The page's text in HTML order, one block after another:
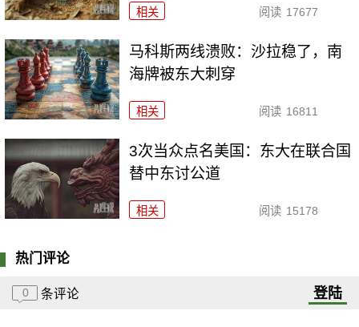
相关 阅读 17677
马科斯两线溃败：沙拉稳了，南
海牌被东大刺穿
相关 阅读 16811
3次当众点名美国：东大在联合国
替中东讨公道
相关 阅读 15178
热门评论
0 条评论 登陆